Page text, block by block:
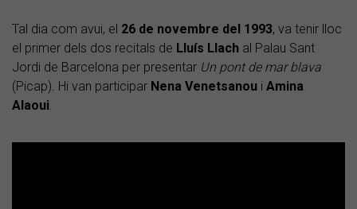
Tal dia com avui, el 26 de novembre del 1993, va tenir lloc
el primer dels dos recitals de Lluís Llach al Palau Sant
Jordi de Barcelona per presentar Un pont de mar blava
(Picap). Hi van participar Nena Venetsanou i Amina
Alaoui.